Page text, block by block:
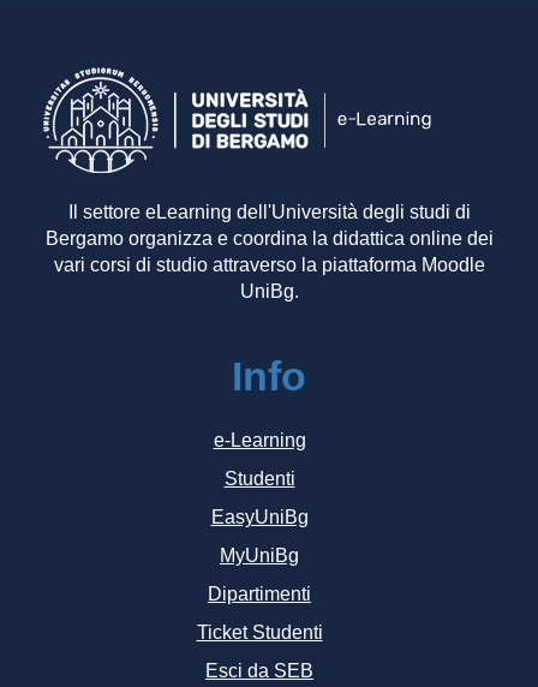
Il settore eLearning dell'Università degli studi di
Bergamo organizza e coordina la didattica online dei
vari corsi di studio attraverso la piattaforma Moodle
UniBg.
Info
e-Learning
Studenti
EasyUniBg
MyUniBg
Dipartimenti
Ticket Studenti
Esci da SEB